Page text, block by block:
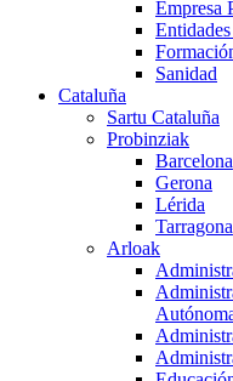
Empresa
Sanidad
Cataluña
Sartu Cataluña
Probinziak
Barcelona
Gerona
Lérida
Tarragona
Arloak